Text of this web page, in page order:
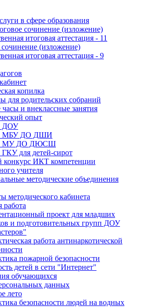
в сфере образования
сочинение (изложение)
итоговая аттестация - 11
(изложение)
итоговая аттестация - 9
копилка
для родительских собраний
и внеклассные занятия
опыт
ДОУ
в МБУ ДО ДШИ
в МУ ДО ДЮСШ
ГКУ для детей-сирот
конкурс ИКТ компетенции
учителя
методические объединения
методического кабинета
работа
проект для младших
и подготовительных групп ДОУ
работа антинаркотической
пожарной безопасности
детей в сети "Интернет"
обучающихся
данных
лето
безопасности людей на водных